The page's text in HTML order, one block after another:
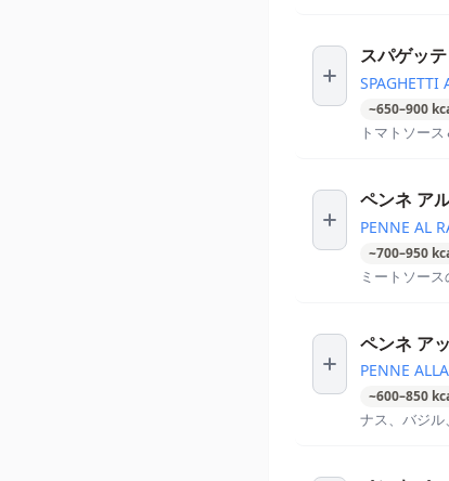
スパゲッ
SPAGHETTI
~650–900
トマトソー
ペンネ ア
PENNE AL
~700–950
ミートソー
ペンネ ア
PENNE
~600–850
ナス、バジ